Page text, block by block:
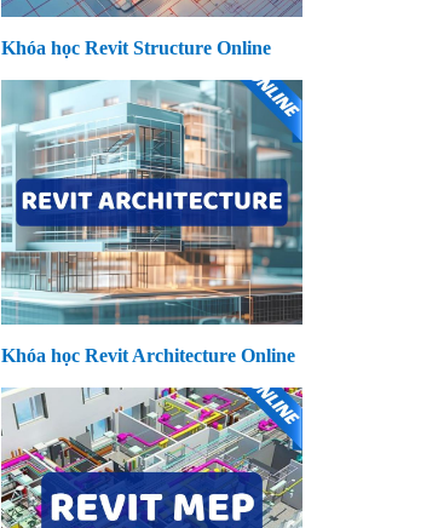
Khóa học Revit Structure Online
Khóa học Revit Architecture Online